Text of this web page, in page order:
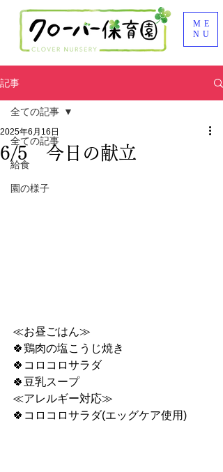
ME
NU
記事
全ての記事
給食
園の様子
全ての記事
6/5 今日の献立
2025年6月16日
≪お昼ごはん≫
🍀鶏肉の塩こうじ焼き
🍀コロコロサラダ
🍀豆乳スープ
≪アレルギー対応≫
🍀コロコロサラダ(エッグケア使用)